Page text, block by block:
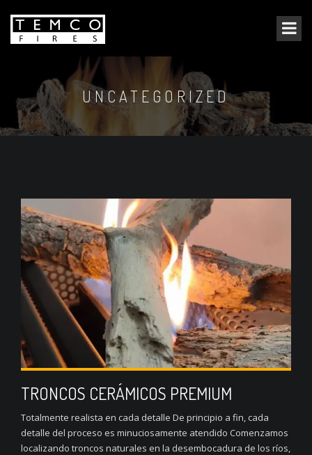
UNCATEGORIZED
TRONCOS CERÁMICOS PREMIUM
Totalmente realista en cada detalle De principio a fin, cada
detalle del proceso es minuciosamente atendido Comenzamos
localizando troncos naturales en la desembocadura de los ríos,